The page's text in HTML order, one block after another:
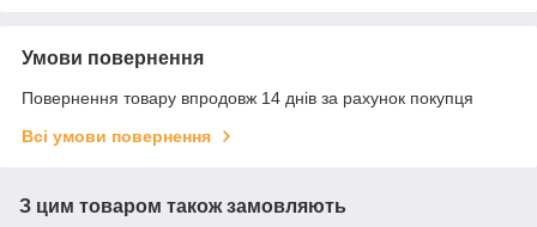
Умови повернення
Повернення товару впродовж 14 днів за рахунок покупця
Всі умови повернення
З цим товаром також замовляють